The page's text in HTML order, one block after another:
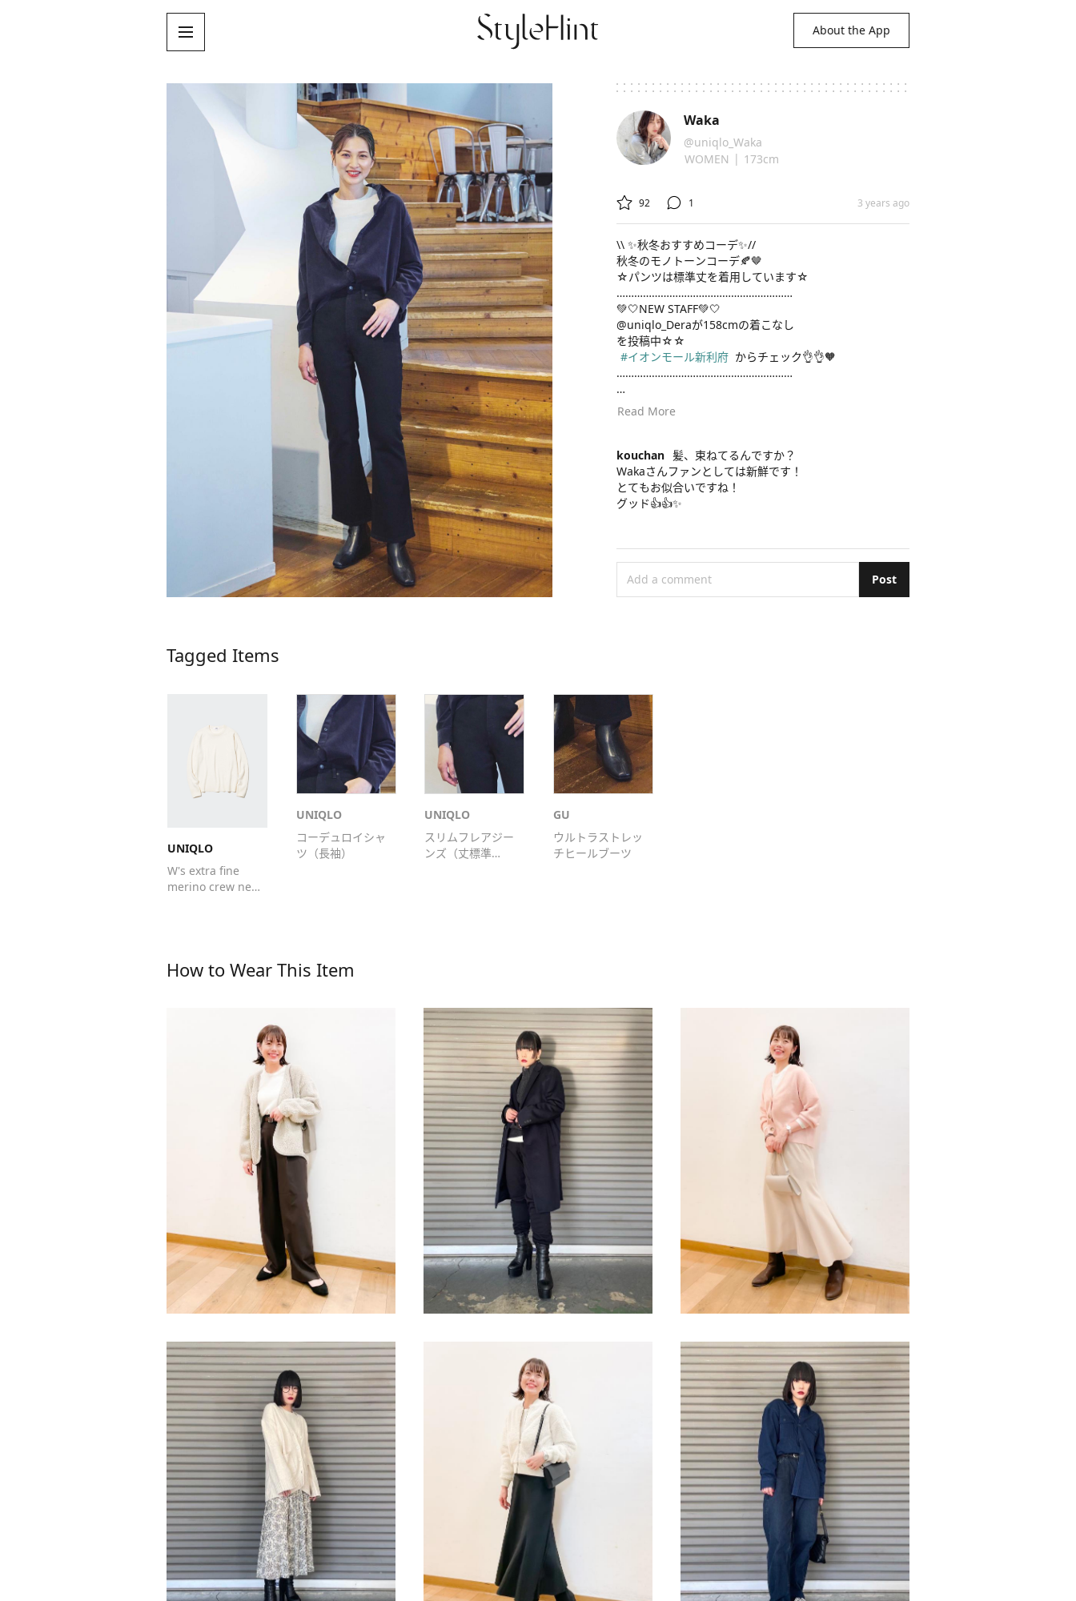
About the App
Waka
@uniqlo_Waka
WOMEN | 173cm
 92  1 3 years ago
\\ ✨秋冬おすすめコーデ✨//
秋冬のモノトーンコーデ🍂🤎
☆パンツは標準丈を着用しています☆
……………………………………………………
💚🤍NEW STAFF💚🤍
@uniqlo_Deraが158cmの着こなし
#イオンモール新利府 からチェック👌👌🧡
……………………………………………………
#uniqlo
#uniqloコーデ
#ユニクロ
#ユニクロ新作
#ユニクロコーデ
#シンプルコーデ
#きれいめコーデ
#きれいめカジュアル
#大人カジュアル
#ミディアムヘアコーデ
#秋コーデ
#秋冬コーデ
#秋カラー
#冬コーデ
#モノトーンコーデ
#骨格ナチュラル
#ブルベ冬
#ブルベ
Read More
kouchan 髪、束ねてるんですか？
Wakaさんファンとしては新鮮です！
とてもお似合いですね！
グッド👍👍✨
Add a comment Post
Tagged Items
UNIQLO
W's extra fine
merino crew neck
UNIQLO
コーデュロイシャ
ツ（長袖）
UNIQLO
スリムフレアジー
ンズ（丈標準
GU
ウルトラストレッ
チヒールブーツ
How to Wear This Item